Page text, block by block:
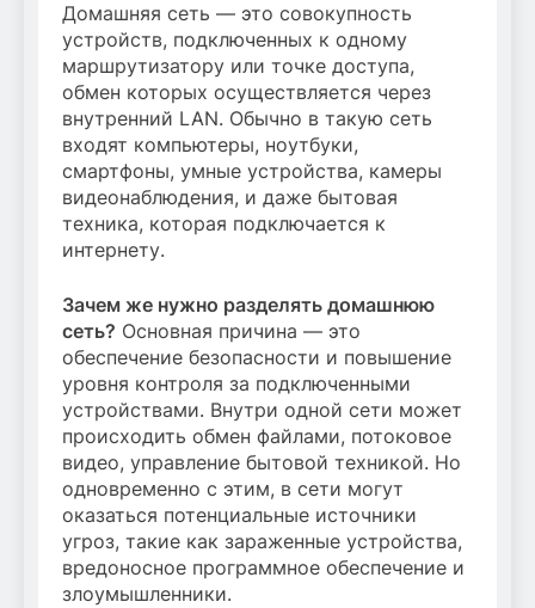
Домашняя сеть — это совокупность
устройств, подключенных к одному
маршрутизатору или точке доступа,
обмен которых осуществляется через
внутренний LAN. Обычно в такую сеть
входят компьютеры, ноутбуки,
смартфоны, умные устройства, камеры
видеонаблюдения, и даже бытовая
техника, которая подключается к
интернету.
Зачем же нужно разделять домашнюю
сеть? Основная причина — это
обеспечение безопасности и повышение
уровня контроля за подключенными
устройствами. Внутри одной сети может
происходить обмен файлами, потоковое
видео, управление бытовой техникой. Но
одновременно с этим, в сети могут
оказаться потенциальные источники
угроз, такие как зараженные устройства,
вредоносное программное обеспечение и
злоумышленники.